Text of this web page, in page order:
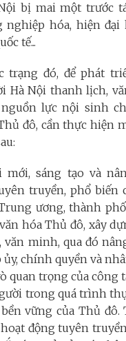
bị mai một trước
hóa, hiện đại
tế...
trạng đó, để phát
Hà Nội thanh lịch,
lực nội sinh
đô, cần thực hiện
mới, sáng tạo và
truyền, phổ biến
ương, thành
hóa Thủ đô, xây
minh, qua đó
ủy, chính quyền và
quan trọng của công
trong quá trình
vững của Thủ đô.
động tuyên